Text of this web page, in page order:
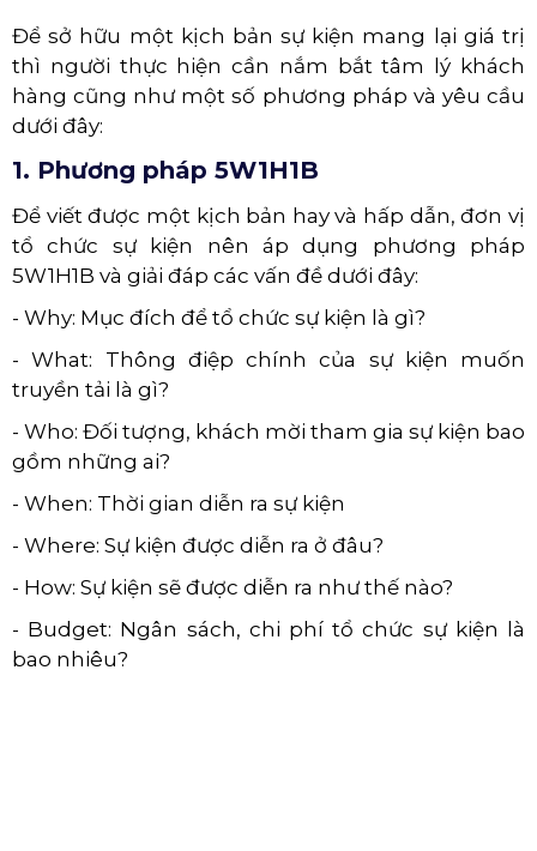
Để sở hữu một kịch bản sự kiện mang lại giá trị
thì người thực hiện cần nắm bắt tâm lý khách
hàng cũng như một số phương pháp và yêu cầu
dưới đây:
1. Phương pháp 5W1H1B
Để viết được một kịch bản hay và hấp dẫn, đơn vị
tổ chức sự kiện nên áp dụng phương pháp
5W1H1B và giải đáp các vấn đề dưới đây:
- Why: Mục đích để tổ chức sự kiện là gì?
- What: Thông điệp chính của sự kiện muốn
truyền tải là gì?
- Who: Đối tượng, khách mời tham gia sự kiện bao
gồm những ai?
- When: Thời gian diễn ra sự kiện
- Where: Sự kiện được diễn ra ở đâu?
- How: Sự kiện sẽ được diễn ra như thế nào?
- Budget: Ngân sách, chi phí tổ chức sự kiện là
bao nhiêu?